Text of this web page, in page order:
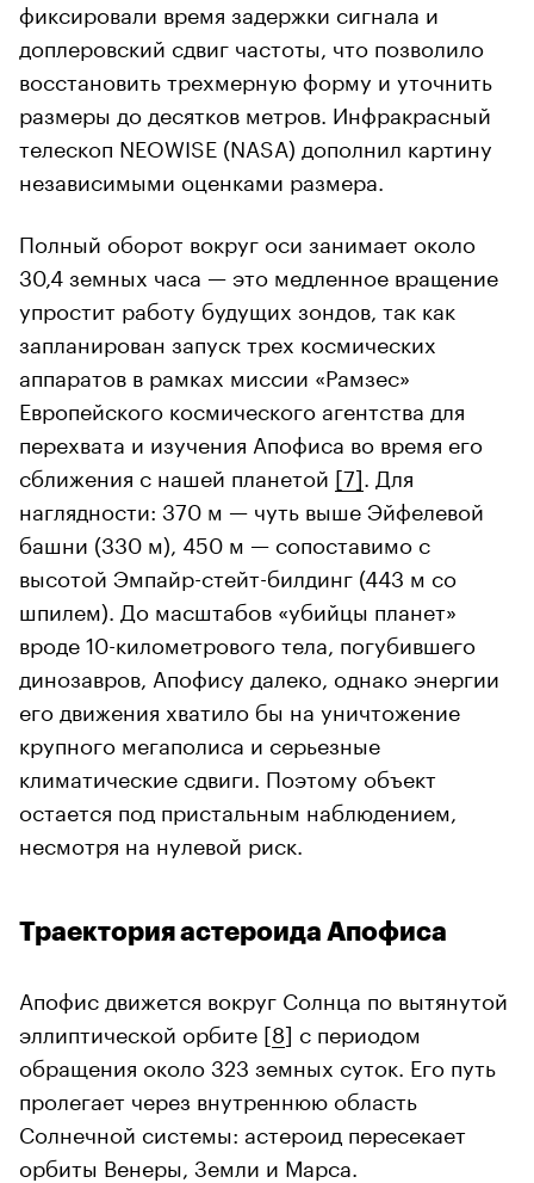
фиксировали время задержки сигнала и
доплеровский сдвиг частоты, что позволило
восстановить трехмерную форму и уточнить
размеры до десятков метров. Инфракрасный
телескоп NEOWISE (NASA) дополнил картину
независимыми оценками размера.
Полный оборот вокруг оси занимает около
30,4 земных часа — это медленное вращение
упростит работу будущих зондов, так как
запланирован запуск трех космических
аппаратов в рамках миссии «Рамзес»
Европейского космического агентства для
перехвата и изучения Апофиса во время его
сближения с нашей планетой [7] . Для
наглядности: 370 м — чуть выше Эйфелевой
башни (330 м), 450 м — сопоставимо с
высотой Эмпайр-стейт-билдинг (443 м со
шпилем). До масштабов «убийцы планет»
вроде 10-километрового тела, погубившего
динозавров, Апофису далеко, однако энергии
его движения хватило бы на уничтожение
крупного мегаполиса и серьезные
климатические сдвиги. Поэтому объект
остается под пристальным наблюдением,
несмотря на нулевой риск.
Траектория астероида Апофиса
Апофис движется вокруг Солнца по вытянутой
эллиптической орбите [8] с периодом
обращения около 323 земных суток. Его путь
пролегает через внутреннюю область
Солнечной системы: астероид пересекает
орбиты Венеры, Земли и Марса.